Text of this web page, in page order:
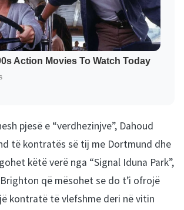
pjesë e “verdhezinjve”, Dahoud
të kontratës së tij me Dortmund dhe
këtë verë nga “Signal Iduna Park”,
që mësohet se do t’i ofrojë
kontratë të vlefshme deri në vitin